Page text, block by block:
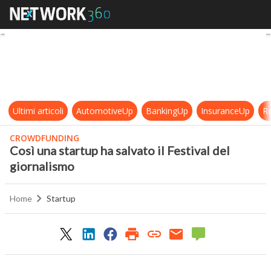
Così una startup ha salvato il
Ultimi articoli AutomotiveUp BankingUp InsuranceUp
CROWDFUNDING
Così una startup ha salvato il Festival del
giornalismo
Home Startup